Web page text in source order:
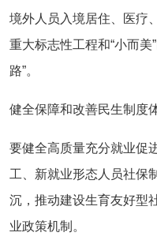
境外人员入境居住、医疗
重大标志性工程和“小而美
路”。
健全保障和改善民生制
要健全高质量充分就业促
工、新就业形态人员社保
沉，推动建设生育友好型
业政策机制。